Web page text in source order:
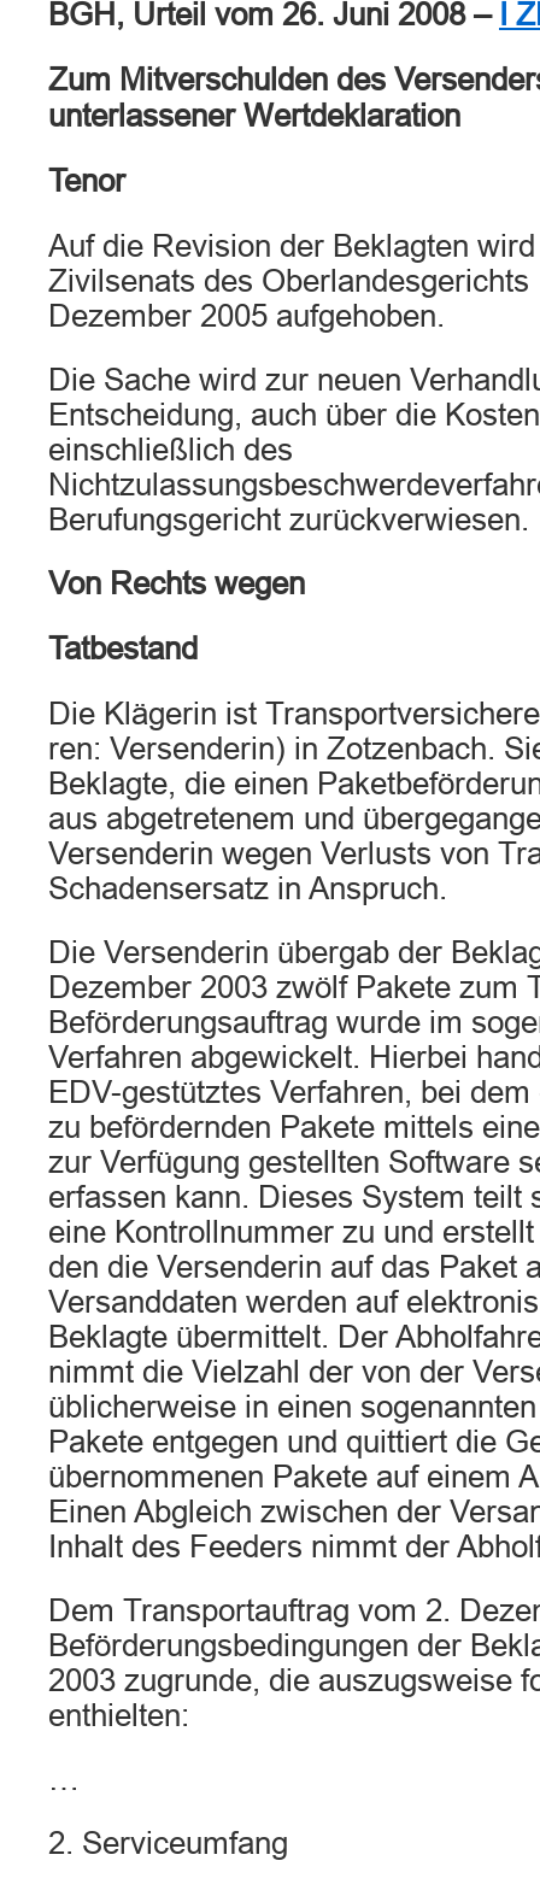
BGH, Urteil vom 26. Juni 2008 –
I
Zum Mitverschulden des
unterlassener Wertdeklaration
Tenor
Auf die Revision der Beklagten
Zivilsenats des
Dezember 2005 aufgehoben.
Die Sache wird zur neuen
Entscheidung, auch über die
einschließlich des
Berufungsgericht zurückverwiesen.
Von Rechts wegen
Tatbestand
Die Klägerin ist
ren: Versenderin) in Zotzenbach.
Beklagte, die einen
aus abgetretenem und
Versenderin wegen Verlusts von
Schadensersatz in Anspruch.
Die Versenderin übergab der
Dezember 2003 zwölf Pakete zum
Beförderungsauftrag wurde im
Verfahren abgewickelt. Hierbei
EDV-gestütztes Verfahren, bei
zu befördernden Pakete mittels
zur Verfügung gestellten Software
erfassen kann. Dieses System teilt
eine Kontrollnummer zu und
den die Versenderin auf das Paket
Versanddaten werden auf
Beklagte übermittelt. Der
nimmt die Vielzahl der von der
üblicherweise in einen
Pakete entgegen und quittiert die
übernommenen Pakete auf einem
Einen Abgleich zwischen der
Inhalt des Feeders nimmt der
Dem Transportauftrag vom 2.
Beförderungsbedingungen der
2003 zugrunde, die auszugsweise
enthielten:
…
2. Serviceumfang